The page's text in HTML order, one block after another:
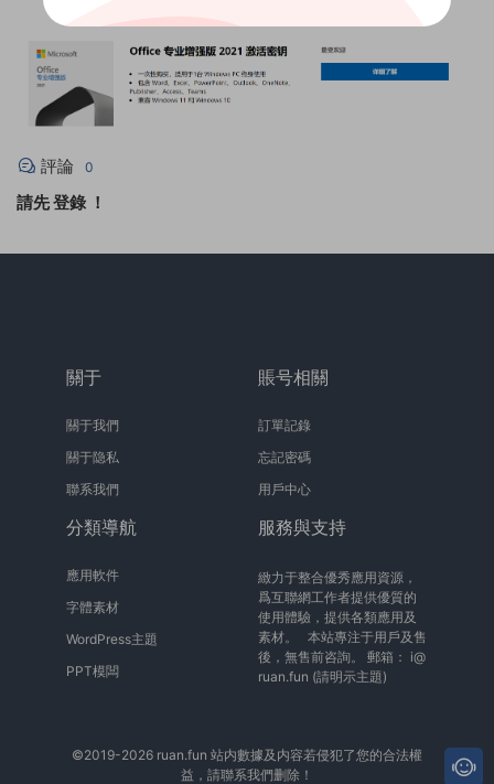
評論 0
請先登錄 ！
關于
關于我們
關于隐私
聯系我們
賬号相關
訂單記錄
忘記密碼
用戶中心
分類導航
應用軟件
字體素材
WordPress主題
PPT模闆
服務與支持
緻力于整合優秀應用資源，
爲互聯網工作者提供優質的
使用體驗，提供各類應用及
素材。 本站專注于用戶及售
後，無售前咨詢。 郵箱： i@
ruan.fun (請明示主題)
©2019-2026 ruan.fun 站内數據及内容若侵犯了您的合法權
益，請聯系我們删除！